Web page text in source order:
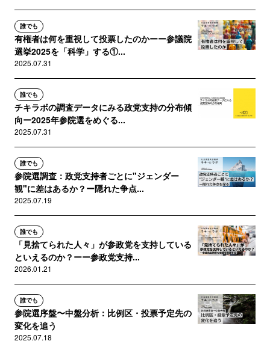
誰でも
有権者は何を重視して投票したのかーー参議院
選挙2025を「科学」する①...
2025.07.31
誰でも
チキラボの調査データにみる政党支持の分布傾
向ー2025年参院選をめぐる...
2025.07.31
誰でも
参院選調査：政党支持者ごとに"ジェンダー
観"に差はあるか？ー隠れた争点...
2025.07.19
誰でも
「見捨てられた人々」が参政党を支持している
といえるのか？ーー参政党支持...
2026.01.21
誰でも
参院選序盤〜中盤分析：比例区・投票予定先の
変化を追う
2025.07.18